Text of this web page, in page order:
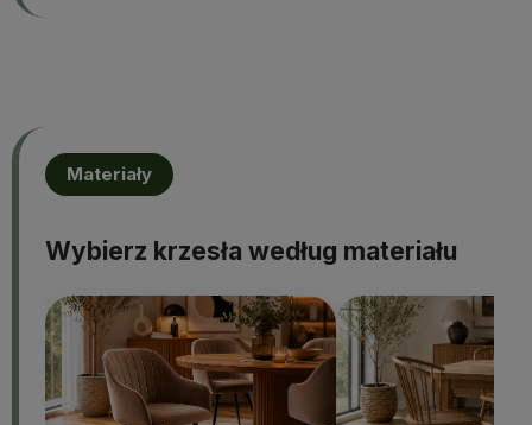
Materiały
Wybierz krzesła według materiału